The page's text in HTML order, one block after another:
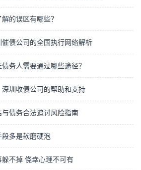
的误区有哪些？
债公司的全国执行网络解析
务人需要通过哪些途径？
圳收债公司的帮助和支持
债务合法追讨风险指南
多是软磨硬泡
不掉 侥幸心理不可有